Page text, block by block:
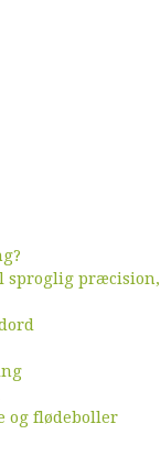
sproglig præcision,
og flødeboller